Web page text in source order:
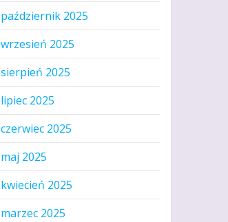
październik 2025
wrzesień 2025
sierpień 2025
lipiec 2025
czerwiec 2025
maj 2025
kwiecień 2025
marzec 2025